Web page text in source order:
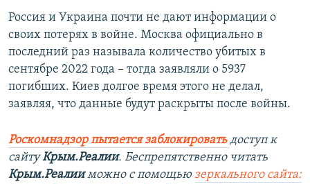
Россия и Украина почти не дают информации о
своих потерях в войне. Москва официально в
последний раз называла количество убитых в
сентябре 2022 года – тогда заявляли о 5937
погибших. Киев долгое время этого не делал,
заявляя, что данные будут раскрыты после войны.
Роскомнадзор пытается заблокировать доступ к
сайтуКрым.Реалии. Беспрепятственно читать
Крым.Реалииможно с помощью зеркального сайта: